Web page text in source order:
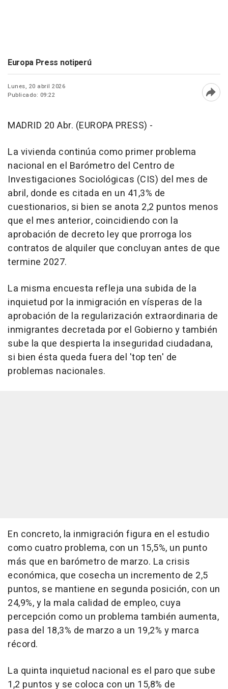
Europa Press notiperú
Lunes, 20 abril 2026
Publicado: 09:22
MADRID 20 Abr. (EUROPA PRESS) -
La vivienda continúa como primer problema
nacional en el Barómetro del Centro de
Investigaciones Sociológicas (CIS) del mes de
abril, donde es citada en un 41,3% de
cuestionarios, si bien se anota 2,2 puntos menos
que el mes anterior, coincidiendo con la
aprobación de decreto ley que prorroga los
contratos de alquiler que concluyan antes de que
termine 2027.
La misma encuesta refleja una subida de la
inquietud por la inmigración en vísperas de la
aprobación de la regularización extraordinaria de
inmigrantes decretada por el Gobierno y también
sube la que despierta la inseguridad ciudadana,
si bien ésta queda fuera del 'top ten' de
problemas nacionales.
En concreto, la inmigración figura en el estudio
como cuatro problema, con un 15,5%, un punto
más que en barómetro de marzo. La crisis
económica, que cosecha un incremento de 2,5
puntos, se mantiene en segunda posición, con un
24,9%, y la mala calidad de empleo, cuya
percepción como un problema también aumenta,
pasa del 18,3% de marzo a un 19,2% y marca
récord.
La quinta inquietud nacional es el paro que sube
1,2 puntos y se coloca con un 15,8% de